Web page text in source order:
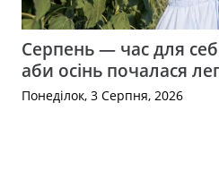
Серпень — час для
аби осінь почалася
Понеділок, 3 Серпня, 2026